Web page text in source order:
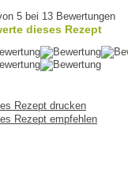
5 bei 13 Bewertungen
dieses Rezept
Rezept drucken
Rezept empfehlen